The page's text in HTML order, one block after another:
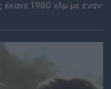
έκανε 1.980 χλμ με έναν